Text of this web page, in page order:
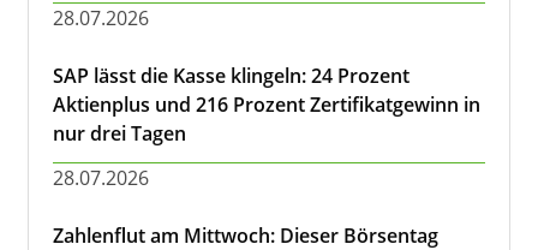
28.07.2026
SAP lässt die Kasse klingeln: 24 Prozent
Aktienplus und 216 Prozent Zertifikatgewinn in
nur drei Tagen
28.07.2026
Zahlenflut am Mittwoch: Dieser Börsentag